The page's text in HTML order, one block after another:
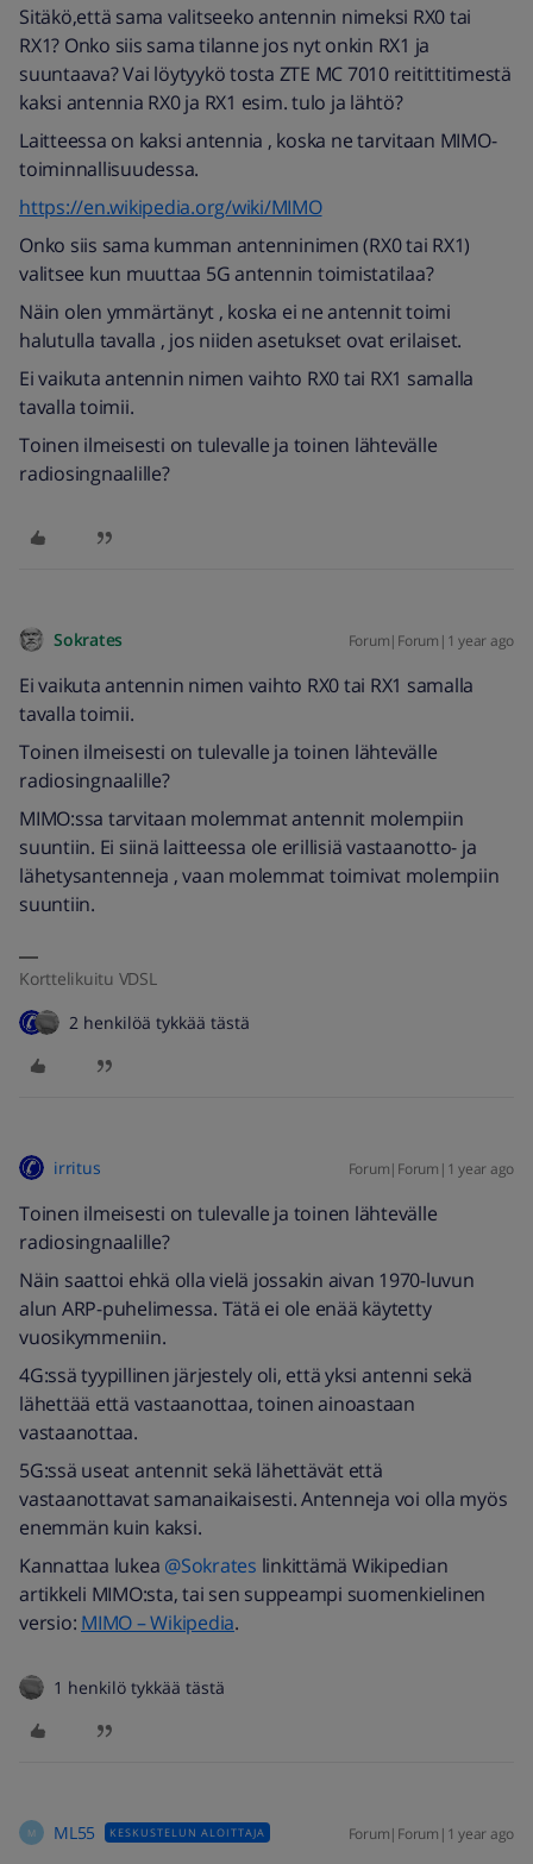
Sitäkö,että sama valitseeko antennin nimeksi RX0 tai
RX1? Onko siis sama tilanne jos nyt onkin RX1 ja
suuntaava? Vai löytyykö tosta ZTE MC 7010 reitittitimestä
kaksi antennia RX0 ja RX1 esim. tulo ja lähtö?
Laitteessa on kaksi antennia , koska ne tarvitaan MIMO-
toiminnallisuudessa.
https://en.wikipedia.org/wiki/MIMO
Onko siis sama kumman antenninimen (RX0 tai RX1)
valitsee kun muuttaa 5G antennin toimistatilaa?
Näin olen ymmärtänyt , koska ei ne antennit toimi
halutulla tavalla , jos niiden asetukset ovat erilaiset.
Ei vaikuta antennin nimen vaihto RX0 tai RX1 samalla
tavalla toimii.
Toinen ilmeisesti on tulevalle ja toinen lähtevälle
radiosingnaalille?
Sokrates Forum|Forum|1 year ago
Ei vaikuta antennin nimen vaihto RX0 tai RX1 samalla
tavalla toimii.
Toinen ilmeisesti on tulevalle ja toinen lähtevälle
radiosingnaalille?
MIMO:ssa tarvitaan molemmat antennit molempiin
suuntiin. Ei siinä laitteessa ole erillisiä vastaanotto- ja
lähetysantenneja , vaan molemmat toimivat molempiin
suuntiin.
Korttelikuitu VDSL
2 henkilöä tykkää tästä
irritus Forum|Forum|1 year ago
Toinen ilmeisesti on tulevalle ja toinen lähtevälle
radiosingnaalille?
Näin saattoi ehkä olla vielä jossakin aivan 1970-luvun
alun ARP-puhelimessa. Tätä ei ole enää käytetty
vuosikymmeniin.
4G:ssä tyypillinen järjestely oli, että yksi antenni sekä
lähettää että vastaanottaa, toinen ainoastaan
vastaanottaa.
5G:ssä useat antennit sekä lähettävät että
vastaanottavat samanaikaisesti. Antenneja voi olla myös
enemmän kuin kaksi.
Kannattaa lukea @Sokrates linkittämä Wikipedian
artikkeli MIMO:sta, tai sen suppeampi suomenkielinen
versio: MIMO – Wikipedia.
1 henkilö tykkää tästä
M ML55 KESKUSTELUN ALOITTAJA Forum|Forum|1 year ago